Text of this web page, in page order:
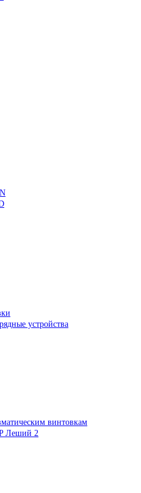
устройства
винтовкам
Леший 2